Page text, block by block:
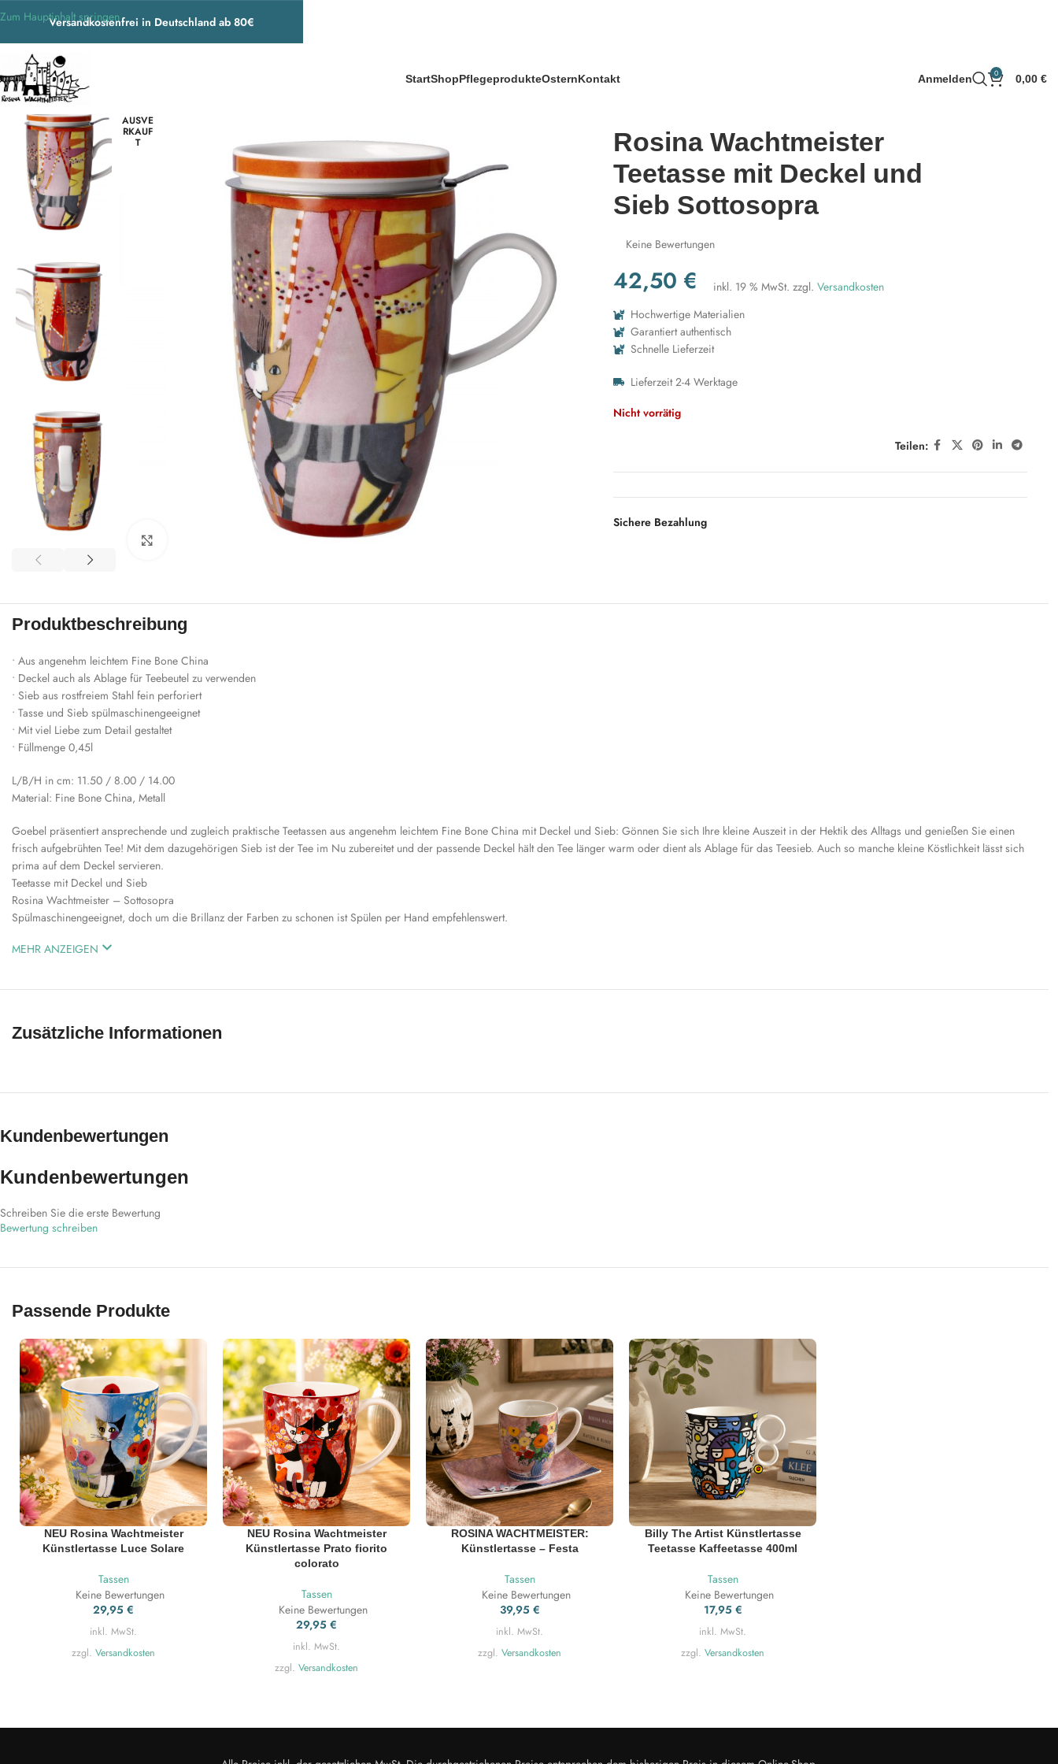
Versandkostenfrei in Deutschland ab 80€
Zum Hauptinhalt springen
StartShopPflegeprodukteOsternKontakt Anmelden 0 0,00 €
/ Wohnen & Accessoires
AUSVE
RKAUF
T
Rosina Wachtmeister
Teetasse mit Deckel und
Sieb Sottosopra
Keine Bewertungen
42,50 € inkl. 19 % MwSt. zzgl. Versandkosten
Hochwertige Materialien
Garantiert authentisch
Schnelle Lieferzeit
Lieferzeit 2-4 Werktage
Nicht vorrätig
Teilen:
Sichere Bezahlung
Produktbeschreibung
• Aus angenehm leichtem Fine Bone China
• Deckel auch als Ablage für Teebeutel zu verwenden
• Sieb aus rostfreiem Stahl fein perforiert
• Tasse und Sieb spülmaschinengeeignet
• Mit viel Liebe zum Detail gestaltet
• Füllmenge 0,45l
L/B/H in cm: 11.50 / 8.00 / 14.00
Material: Fine Bone China, Metall
Goebel präsentiert ansprechende und zugleich praktische Teetassen aus angenehm leichtem Fine Bone China mit Deckel und Sieb: Gönnen Sie sich Ihre kleine Auszeit in der Hektik des Alltags und genießen Sie einen
frisch aufgebrühten Tee! Mit dem dazugehörigen Sieb ist der Tee im Nu zubereitet und der passende Deckel hält den Tee länger warm oder dient als Ablage für das Teesieb. Auch so manche kleine Köstlichkeit lässt sich
prima auf dem Deckel servieren.
Teetasse mit Deckel und Sieb
Rosina Wachtmeister – Sottosopra
Spülmaschinengeeignet, doch um die Brillanz der Farben zu schonen ist Spülen per Hand empfehlenswert.
MEHR ANZEIGEN
Zusätzliche Informationen
Kundenbewertungen
Kundenbewertungen
Schreiben Sie die erste Bewertung
Bewertung schreiben
Passende Produkte
NEU Rosina Wachtmeister
Künstlertasse Luce Solare
Tassen
Keine Bewertungen
29,95 €
inkl. MwSt.
zzgl. Versandkosten
NEU Rosina Wachtmeister
Künstlertasse Prato fiorito
colorato
Tassen
Keine Bewertungen
29,95 €
inkl. MwSt.
zzgl. Versandkosten
ROSINA WACHTMEISTER:
Künstlertasse – Festa
Tassen
Keine Bewertungen
39,95 €
inkl. MwSt.
zzgl. Versandkosten
Billy The Artist Künstlertasse
Teetasse Kaffeetasse 400ml
Tassen
Keine Bewertungen
17,95 €
inkl. MwSt.
zzgl. Versandkosten